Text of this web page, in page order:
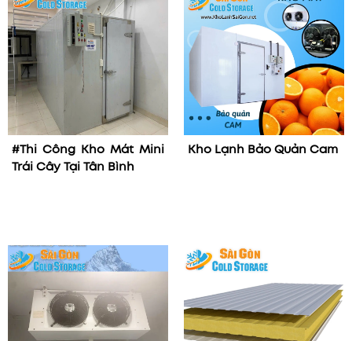
#Thi Công Kho Mát Mini
Trái Cây Tại Tân Bình
Kho Lạnh Bảo Quản Cam